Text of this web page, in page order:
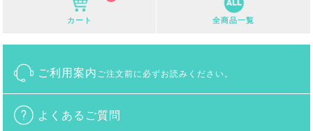
カート 全商品一覧
ご利用案内 ご注文前に必ずお読みください。
よくあるご質問